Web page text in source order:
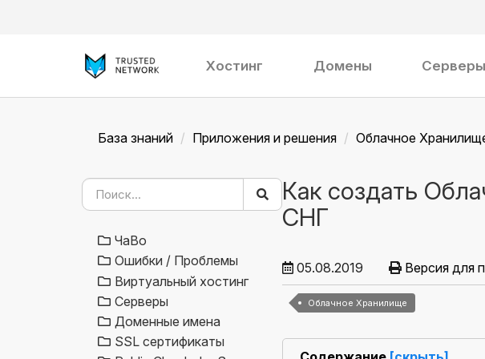
Хостинг Домены Серверы
База знаний Приложения и решения Облачное
ЧаВо
Ошибки / Проблемы
Виртуальный хостинг
Серверы
Доменные имена
SSL сертификаты
Как создать
СНГ
05.08.2019 Версия для
Облачное Хранилище